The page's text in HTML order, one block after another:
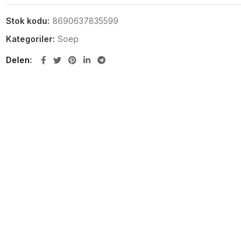
Stok kodu: 8690637835599
Kategoriler: Soep
Delen